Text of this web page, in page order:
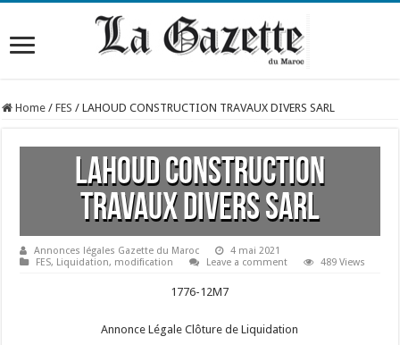
Home / FES / LAHOUD CONSTRUCTION TRAVAUX DIVERS SARL
LAHOUD CONSTRUCTION
TRAVAUX DIVERS SARL
Annonces légales Gazette du Maroc
4 mai 2021
FES, Liquidation, modification Leave a comment 489 Views
1776-12M7
Annonce Légale Clôture de Liquidation